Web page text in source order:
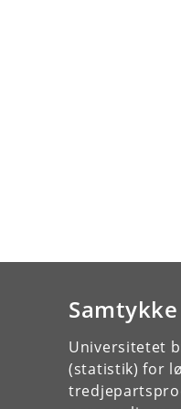
Universitetet
(statistik) for